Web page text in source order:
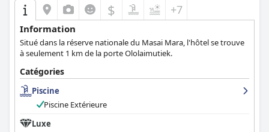
$ +7
Information
Situé dans la réserve nationale du Masai Mara, l'hôtel se trouve
à seulement 1 km de la porte Ololaimutiek.
Catégories
Piscine
Piscine Extérieure
Luxe